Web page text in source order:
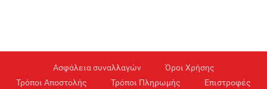
Ασφάλεια συναλλαγών
Όροι Χρήσης
Τρόποι Αποστολής
Τρόποι Πληρωμής Επιστροφές